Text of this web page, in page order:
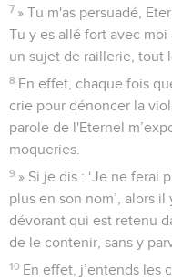
7 » Tu m'as persuadé,
Tu y es allé fort avec
un sujet de raillerie, tout
8 En effet, chaque fois
crie pour dénoncer la
parole de l'Eternel
moqueries.
9 » Si je dis : ‘Je ne ferai
plus en son nom’, alors
dévorant qui est retenu
de le contenir, sans y
10 En effet, j’entends les